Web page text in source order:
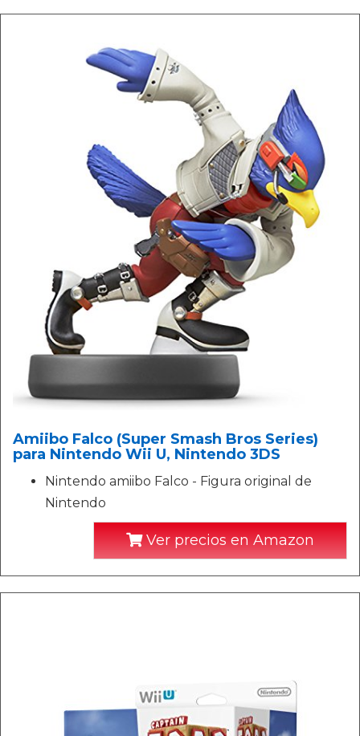
Amiibo Falco (Super Smash Bros Series)
para Nintendo Wii U, Nintendo 3DS
Nintendo amiibo Falco - Figura original de
Nintendo
Ver precios en Amazon